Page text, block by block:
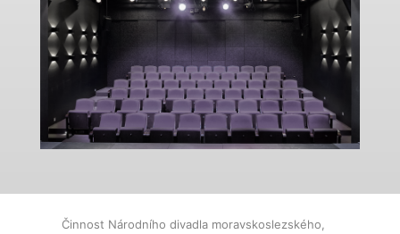
Činnost Národního divadla moravskoslezského,